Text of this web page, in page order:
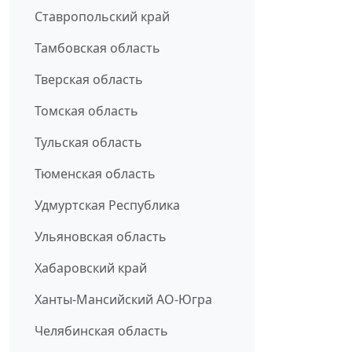
Ставропольский край
Тамбовская область
Тверская область
Томская область
Тульская область
Тюменская область
Удмуртская Республика
Ульяновская область
Хабаровский край
Ханты-Мансийский АО-Югра
Челябинская область